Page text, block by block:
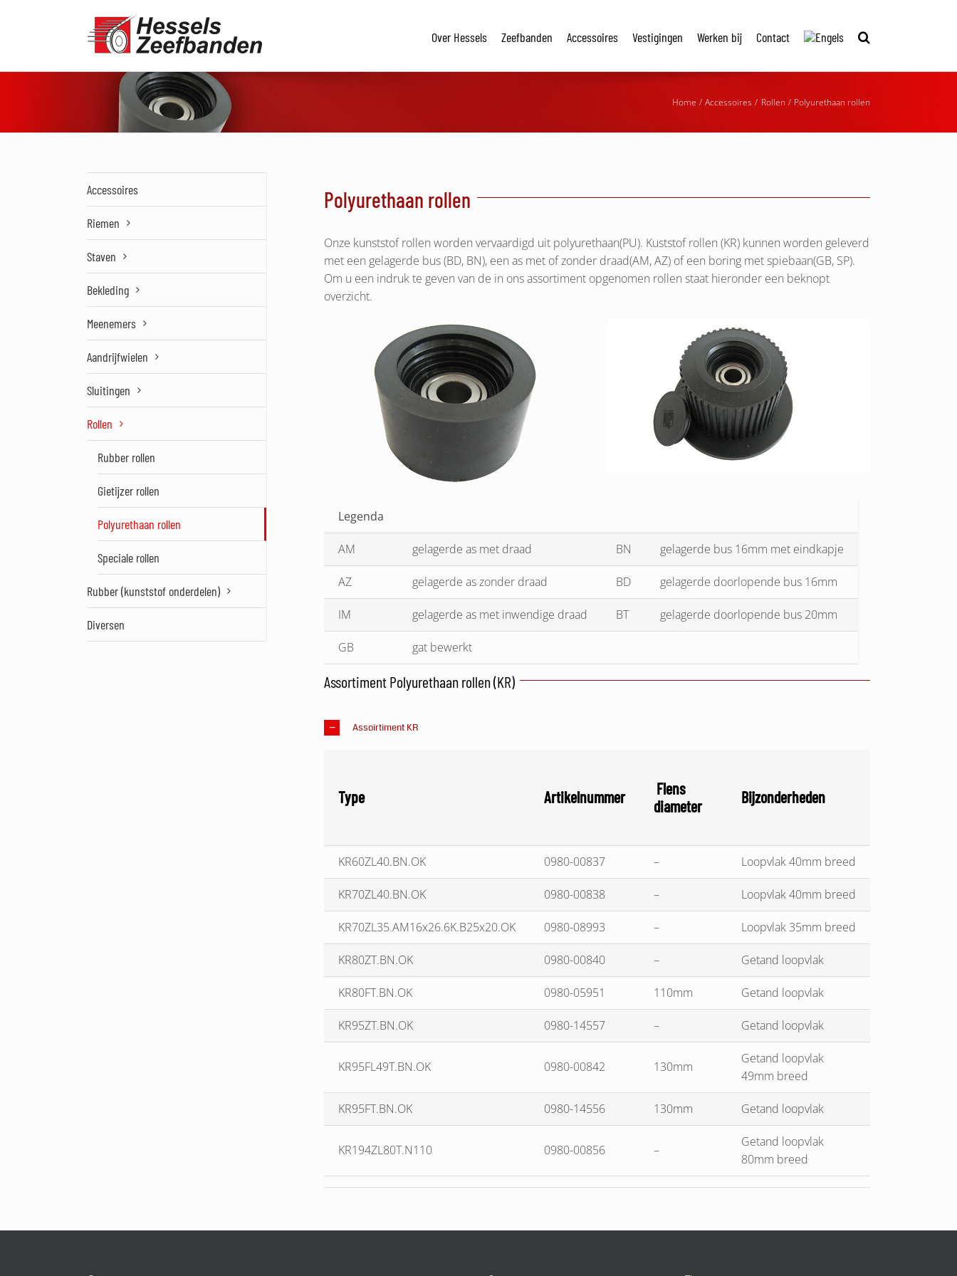
Over Hessels Zeefbanden Accessoires Vestigingen Werken bij Contact
Home Accessoires Rollen Polyurethaan rollen
Polyurethaan rollen
Onze kunststof rollen worden vervaardigd uit polyurethaan(PU). Kuststof rollen (KR) kunnen worden geleverd
met een gelagerde bus (BD, BN), een as met of zonder draad(AM, AZ) of een boring met spiebaan(GB, SP).
Om u een indruk te geven van de in ons assortiment opgenomen rollen staat hieronder een beknopt
overzicht.
Legenda
AM gelagerde as met draad BN gelagerde bus 16mm met eindkapje
AZ gelagerde as zonder draad BD gelagerde doorlopende bus 16mm
IM gelagerde as met inwendige draad BT gelagerde doorlopende bus 20mm
GB gat bewerkt
Assortiment Polyurethaan rollen (KR)
Assoirtiment KR
Type Artikelnummer
Flens
diameter
Bijzonderheden
KR60ZL40.BN.OK 0980-00837 – Loopvlak 40mm breed
KR70ZL40.BN.OK 0980-00838 – Loopvlak 40mm breed
KR70ZL35.AM16x26.6K.B25x20.OK 0980-08993 – Loopvlak 35mm breed
KR80ZT.BN.OK 0980-00840 – Getand loopvlak
KR80FT.BN.OK 0980-05951 110mm Getand loopvlak
KR95ZT.BN.OK 0980-14557 – Getand loopvlak
KR95FL49T.BN.OK 0980-00842 130mm
Getand loopvlak
49mm breed
KR95FT.BN.OK 0980-14556 130mm Getand loopvlak
KR194ZL80T.N110 0980-00856 –
Getand loopvlak
80mm breed
Accessoires
Riemen
Staven
Bekleding
Meenemers
Aandrijfwielen
Sluitingen
Rollen
Rubber rollen
Gietijzer rollen
Polyurethaan rollen
Speciale rollen
Rubber (kunststof onderdelen)
Diversen